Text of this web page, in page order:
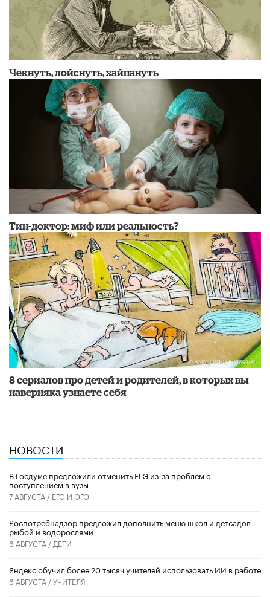
Чекнуть, лойснуть, хайпануть
Тин-доктор: миф или реальность?
8 сериалов про детей и родителей, в которых вы
наверняка узнаете себя
НОВОСТИ
В Госдуме предложили отменить ЕГЭ из-за проблем с
поступлением в вузы
7 АВГУСТА / ЕГЭ И ОГЭ
Роспотребнадзор предложил дополнить меню школ и детсадов
рыбой и водорослями
6 АВГУСТА / ДЕТИ
​Яндекс обучил более 20 тысяч учителей использовать ИИ в работе
6 АВГУСТА /УЧИТЕЛЯ